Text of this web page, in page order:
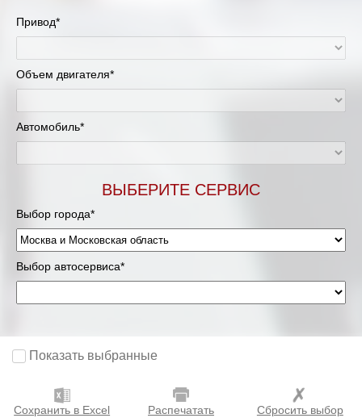
Москва и Московская область
Мурманск
Нижний Новгород
Новосибирск
Орёл
Привод*
Объем двигателя*
Автомобиль*
ВЫБЕРИТЕ СЕРВИС
Выбор города*
Выбор автосервиса*
Показать выбранные
Сохранить в Excel Распечатать Сбросить выбор